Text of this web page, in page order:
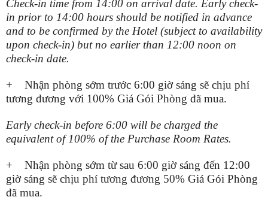
Check-in time from 14:00 on arrival date. Early check-
in prior to 14:00 hours should be notified in advance
and to be confirmed by the Hotel (subject to availability
upon check-in) but no earlier than 12:00 noon on
check-in date.
+ Nhận phòng sớm trước 6:00 giờ sáng sẽ chịu phí
tương đương với 100% Giá Gói Phòng đã mua.
Early check-in before 6:00 will be charged the
equivalent of 100% of the Purchase Room Rates.
+ Nhận phòng sớm từ sau 6:00 giờ sáng đến 12:00
giờ sáng sẽ chịu phí tương đương 50% Giá Gói Phòng
đã mua.